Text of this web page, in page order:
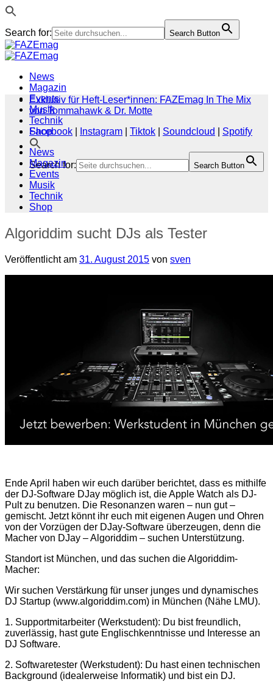
Search for: Search Button
Zum
Inhalt
News
Magazin
Events
Musik
Technik
Shop
Search for: Search Button
Exklusiv für Heft-Leser*innen: FAZEmag In The Mix
von Tommahawk & Dr. Motte
Facebook
Instagram Tiktok Soundcloud
Spotify
News
Magazin
Events
Musik
Technik
Shop
Algoriddim sucht DJs als Tester
Veröffentlicht am 31. August 2015 von sven
Ende April haben wir euch darüber berichtet, dass es mithilfe
der DJ-Software DJay möglich ist, die Apple Watch als DJ-
Pult zu benutzen. Die Resonanzen waren – nun gut –
gemischt. Jetzt könnt ihr euch mit eigenen Augen und Ohren
von der Vorzügen der DJay-Software überzeugen, denn die
Macher von DJay – Algoriddim – suchen Unterstützung.
Standort ist München, und das suchen die Algoriddim-
Macher:
Wir suchen Verstärkung für unser junges und dynamisches
DJ Startup (www.algoriddim.com) in München (Nähe LMU).
1. Supportmitarbeiter (Werkstudent): Du bist freundlich,
zuverlässig, hast gute Englischkenntnisse und Interesse an
DJ Software.
2. Softwaretester (Werkstudent): Du hast einen technischen
Background (idealerweise Informatik) und bist ein DJ.